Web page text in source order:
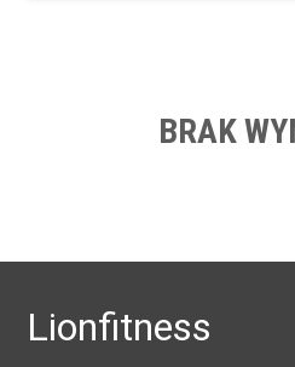
BRAK
Lionfitness